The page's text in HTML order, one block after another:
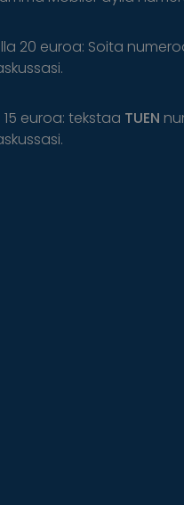
20 euroa: Soita
euroa: tekstaa TUEN